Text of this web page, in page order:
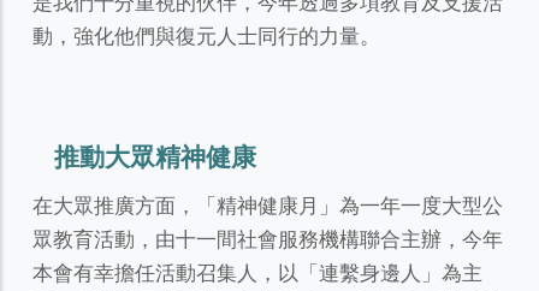
動，強化他們與復元人士同行的力量。
推動大眾精神健康
在大眾推廣方面，「精神健康月」為一年一度大型公
眾教育活動，由十一間社會服務機構聯合主辦，今年
本會有幸擔任活動召集人，以「連繫身邊人」為主